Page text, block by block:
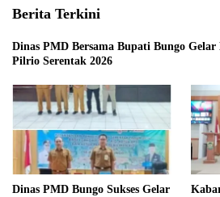
Berita Terkini
Dinas PMD Bersama Bupati Bungo
Pilrio Serentak 2026
Dinas PMD Bungo Sukses Gelar